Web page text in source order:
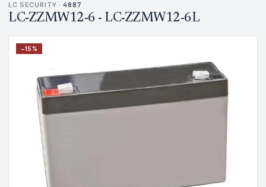
LC SECURITY · 4887
LC-ZZMW12-6 - LC-ZZMW12-6L
−15%